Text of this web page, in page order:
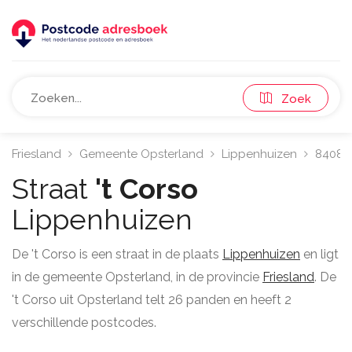
Zoek
Friesland Gemeente Opsterland Lippenhuizen 8408
Straat 't Corso
Lippenhuizen
De 't Corso is een straat in de plaats Lippenhuizen en ligt
in de gemeente Opsterland, in de provincie Friesland. De
't Corso uit Opsterland telt 26 panden en heeft 2
verschillende postcodes.